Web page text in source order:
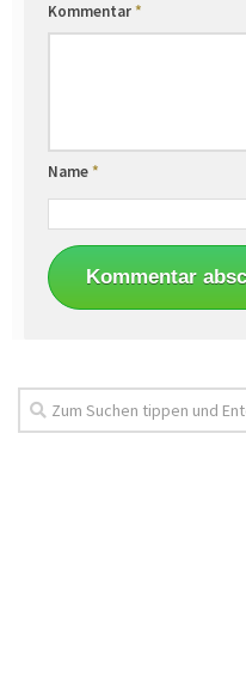
Kommentar*
Name*